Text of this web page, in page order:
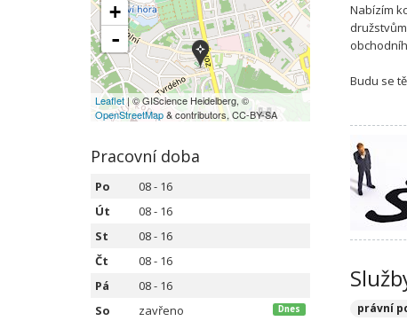
Nabízím
Budu se
právní
+
-
Leaflet | © GIScience Heidelberg, ©
OpenStreetMap& contributors, CC-BY-SA
Pracovní doba
Po
08 - 16
Út
08 - 16
St
08 - 16
Čt
08 - 16
Pá
08 - 16
So
zavřeno Dnes